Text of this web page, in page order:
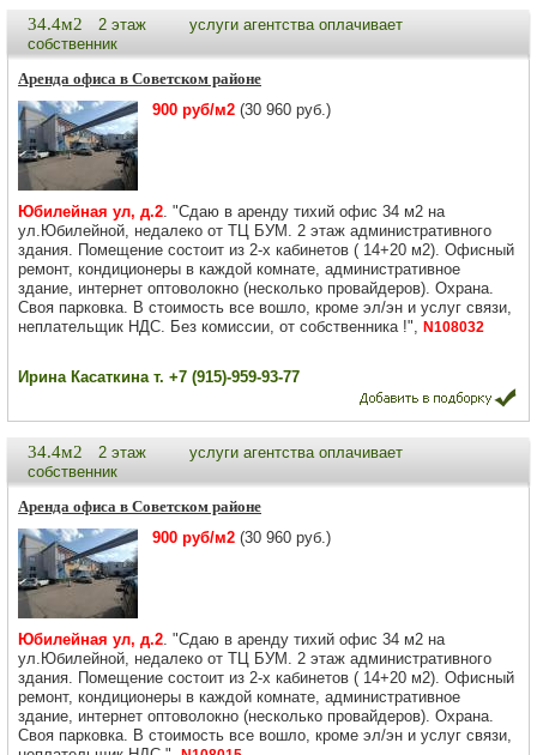
34.4м2 2 этаж
услуги агентства оплачивает
собственник
Аренда офиса в Советском районе
900 руб/м2 (30 960 руб.)
Юбилейная ул, д.2. "Сдаю в аренду тихий офис 34 м2 на
ул.Юбилейной, недалеко от ТЦ БУМ. 2 этаж административного
здания. Помещение состоит из 2-х кабинетов ( 14+20 м2). Офисный
ремонт, кондиционеры в каждой комнате, административное
здание, интернет оптоволокно (несколько провайдеров). Охрана.
Своя парковка. В стоимость все вошло, кроме эл/эн и услуг связи,
неплательщик НДС. Без комиссии, от собственника !", N108032
Ирина Касаткина т. +7 (915)-959-93-77
34.4м2 2 этаж
услуги агентства оплачивает
собственник
Аренда офиса в Советском районе
900 руб/м2 (30 960 руб.)
Юбилейная ул, д.2. "Сдаю в аренду тихий офис 34 м2 на
ул.Юбилейной, недалеко от ТЦ БУМ. 2 этаж административного
здания. Помещение состоит из 2-х кабинетов ( 14+20 м2). Офисный
ремонт, кондиционеры в каждой комнате, административное
здание, интернет оптоволокно (несколько провайдеров). Охрана.
Своя парковка. В стоимость все вошло, кроме эл/эн и услуг связи,